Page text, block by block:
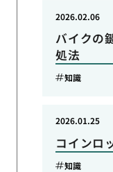
バイクの
処法
2026.02.06
知識
コインロ
2026.01.25
知識